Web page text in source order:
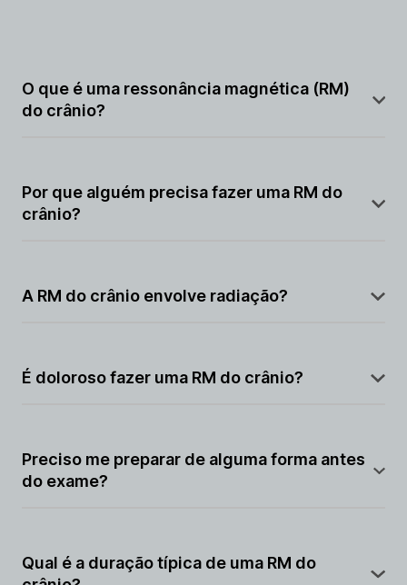
O que é uma ressonância magnética (RM)
do crânio?
campos magnéticos e ondas de rádio para criar
imagens detalhadas das estruturas do cérebro e do
Por que alguém precisa fazer uma RM do
crânio?
gama de condições neurológicas, como tumores
cerebrais, acidentes vasculares cerebrais (AVCs),
A RM do crânio envolve radiação?
ionizante, tornando-a segura em termos de
É doloroso fazer uma RM do crânio?
imóvel por algum tempo durante o procedimento.
Preciso me preparar de alguma forma antes
do exame?
menos que o médico forneça instruções diferentes.
Qual é a duração típica de uma RM do